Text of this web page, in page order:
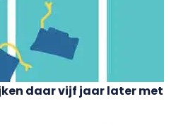
daar vijf jaar later met